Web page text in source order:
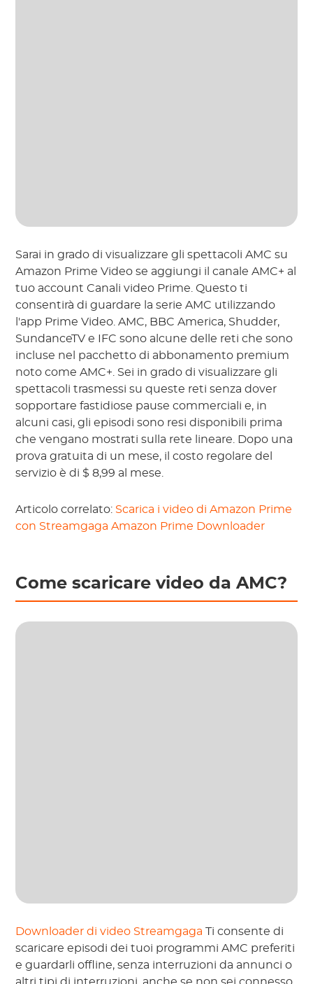
Sarai in grado di visualizzare gli spettacoli AMC su
Amazon Prime Video se aggiungi il canale AMC+ al
tuo account Canali video Prime. Questo ti
consentirà di guardare la serie AMC utilizzando
l'app Prime Video. AMC, BBC America, Shudder,
SundanceTV e IFC sono alcune delle reti che sono
incluse nel pacchetto di abbonamento premium
noto come AMC+. Sei in grado di visualizzare gli
spettacoli trasmessi su queste reti senza dover
sopportare fastidiose pause commerciali e, in
alcuni casi, gli episodi sono resi disponibili prima
che vengano mostrati sulla rete lineare. Dopo una
prova gratuita di un mese, il costo regolare del
servizio è di $ 8,99 al mese.
Articolo correlato: Scarica i video di Amazon Prime
con Streamgaga Amazon Prime Downloader
Come scaricare video da AMC?
Downloader di video StreamgagaTi consente di
scaricare episodi dei tuoi programmi AMC preferiti
e guardarli offline, senza interruzioni da annunci o